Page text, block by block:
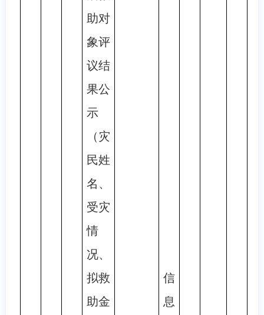
助对
象评
议结
果公
示
（灾
民姓
名、
受灾
情
况、
拟救
助金
信
息